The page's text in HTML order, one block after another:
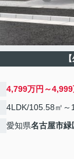
4,799万円～4,999
4LDK/105.58㎡～
愛知県名古屋市緑